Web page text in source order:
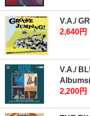
V.A./
2,640円
V.A./
2,200円